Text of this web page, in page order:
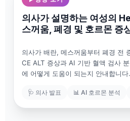
의사가 설명하는 여성의
스꺼움, 폐경 및 호르몬 증
의사가 배란, 메스꺼움부터 폐경 전
CE ALT 증상과 AI 기반 혈액 검사
에 어떻게 도움이 되는지 안내합니다.
🩺 의사 발표 📊 AI 호르몬 분석